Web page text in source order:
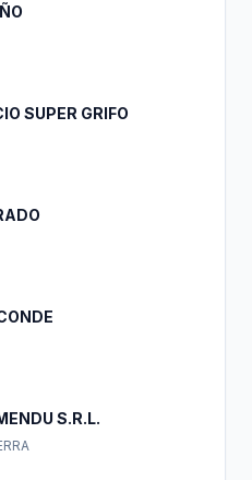
SUPER GRIFO
S.R.L.